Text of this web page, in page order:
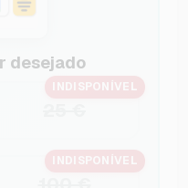
desejado
INDISPONÍVEL
INDISPONÍVEL